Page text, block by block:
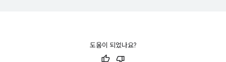
도움이 되었나요?